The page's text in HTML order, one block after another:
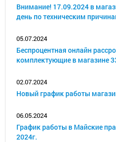
Внимание! 17.09.2024 в
день по техническим
05.07.2024
Беспроцентная онлайн
комплектующие в магазине
02.07.2024
Новый график работы
06.05.2024
График работы в Майские
2024г.